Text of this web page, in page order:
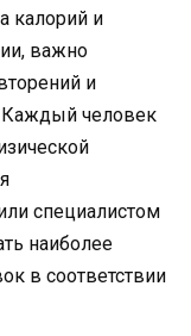
калорий и
важно
и
Каждый человек
специалистом
наиболее
в соответствии